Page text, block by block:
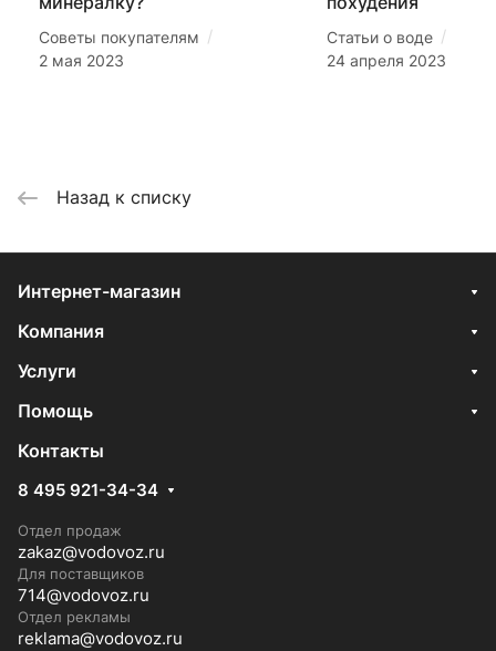
Советы покупателям /
2 мая 2023
Статьи о воде /
24 апреля 2023
Назад к списку
Интернет-магазин
Компания
Услуги
Помощь
Контакты
8 495 921-34-34
Отдел продаж
zakaz@vodovoz.ru
Для поставщиков
714@vodovoz.ru
Отдел рекламы
reklama@vodovoz.ru